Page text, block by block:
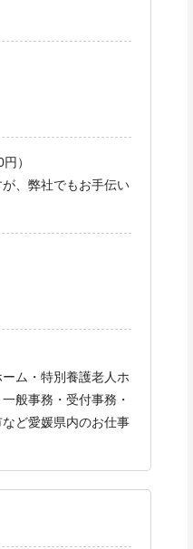
）
、弊社でもお手伝い
ム・特別養護老人ホ
般事務・受付事務・
ど愛媛県内のお仕事